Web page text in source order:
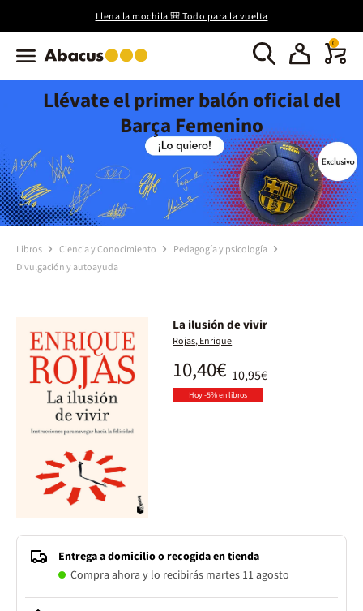
Llena la mochila 🎒 Todo para la vuelta
0
Llévate el primer balón oficial del
Barça Femenino
Libros Ciencia y Conocimiento
Pedagogía y psicología
Divulgación y autoayuda
La ilusión de vivir
Rojas, Enrique
10,95€
10,40€
Hoy -5% en libros
Entrega a domicilio o recogida en tienda
Compra ahora y lo recibirás martes 11 agosto